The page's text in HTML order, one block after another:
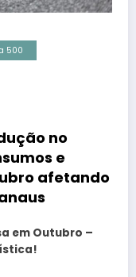
500
no
e
afetando
em Outubro –